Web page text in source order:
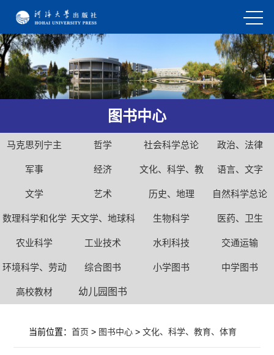
图书中心
马克思列宁主
义、毛泽东思想
哲学 社会科学总论 政治、法律
军事 经济 文化、科学、教
育、体育
语言、文字
文学 艺术 历史、地理 自然科学总论
数理科学和化学 天文学、地球科
学
生物科学 医药、卫生
农业科学 工业技术 水利科技 交通运输
环境科学、劳动
保护科学（安全
综合图书 小学图书 中学图书
高校教材 幼儿园图书
当前位置：首页 > 图书中心 >文化、科学、教育、体育